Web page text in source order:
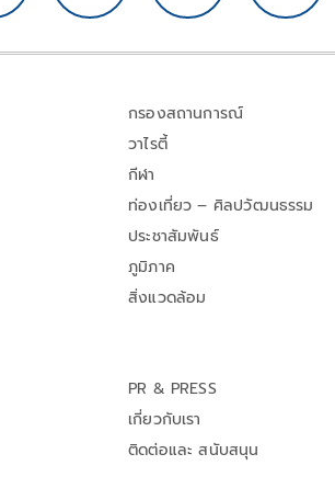
กรองสถานการณ์
วาไรตี้
กีฬา
ท่องเที่ยว – ศิลปวัฒนธรรม
ประชาสัมพันธ์
ภูมิภาค
สิ่งแวดล้อม
PR & PRESS
เกี่ยวกับเรา
ติดต่อและ สนับสนุน